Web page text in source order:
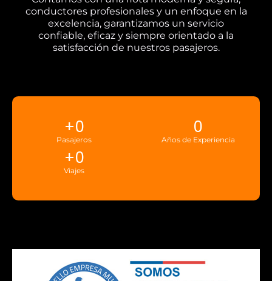
conductores profesionales y un enfoque en la
excelencia, garantizamos un servicio
confiable, eficaz y siempre orientado a la
satisfacción de nuestros pasajeros.
Pasajeros
+0
Años de Experiencia
0
Viajes
+0